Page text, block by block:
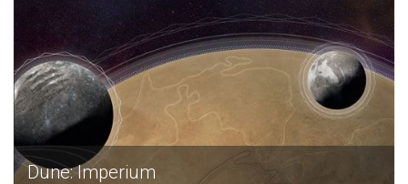
Dune: Imperium